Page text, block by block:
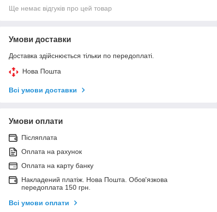
Ще немає відгуків про цей товар
Умови доставки
Доставка здійснюється тільки по передоплаті.
Нова Пошта
Всі умови доставки
Умови оплати
Післяплата
Оплата на рахунок
Оплата на карту банку
Накладений платіж. Нова Пошта. Обов'язкова
передоплата 150 грн.
Всі умови оплати